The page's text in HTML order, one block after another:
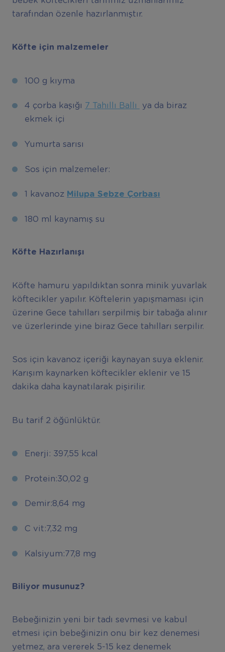
tarafından özenle hazırlanmıştır.
Köfte için malzemeler
100 g kıyma
4 çorba kaşığı 7 Tahıllı Ballı
ya da biraz
ekmek içi
Yumurta sarısı
Sos için malzemeler:
1 kavanoz Milupa Sebze Çorbası
180 ml kaynamış su
Köfte Hazırlanışı
Köfte hamuru yapıldıktan sonra minik yuvarlak
köftecikler yapılır. Köftelerin yapışmaması için
üzerine Gece tahılları serpilmiş bir tabağa alınır
ve üzerlerinde yine biraz Gece tahılları serpilir.
Sos için kavanoz içeriği kaynayan suya eklenir.
Karışım kaynarken köftecikler eklenir ve 15
dakika daha kaynatılarak pişirilir.
Bu tarif 2 öğünlüktür.
Enerji: 397,55 kcal
Protein:30,02 g
Demir:8,64 mg
C vit:7,32 mg
Kalsiyum:77,8 mg
Biliyor musunuz?
Bebeğinizin yeni bir tadı sevmesi ve kabul
etmesi için bebeğinizin onu bir kez denemesi
yetmez, ara vererek 5-15 kez denemek